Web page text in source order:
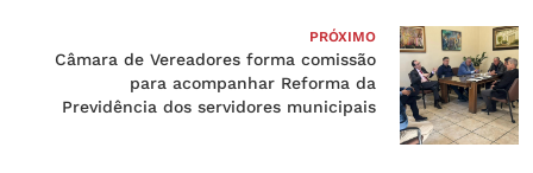
PRÓXIMO
Câmara de Vereadores forma comissão
para acompanhar Reforma da
Previdência dos servidores municipais